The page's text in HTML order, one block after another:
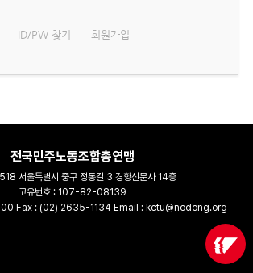
ID/PW 찾기 회원가입
전국민주노동조합총연맹
서울특별시 중구 정동길 3 경향신문사 14층
고유번호 : 107-82-08139
Fax : (02) 2635-1134 Email : kctu@nodong.org